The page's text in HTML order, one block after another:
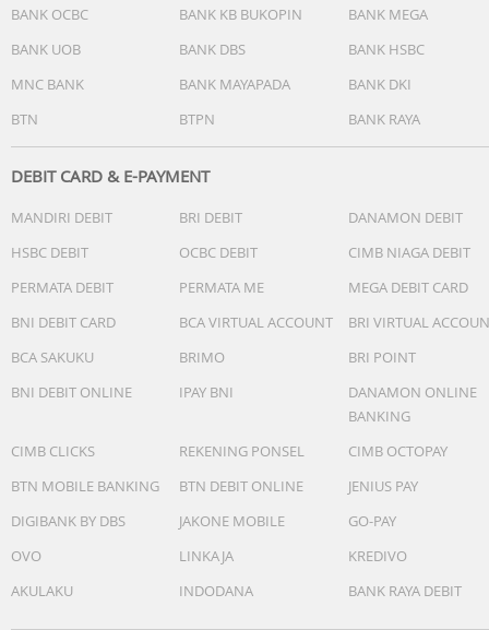
BANK OCBC
BANK KB BUKOPIN
BANK MEGA
BANK UOB
BANK DBS
BANK HSBC
MNC BANK
BANK MAYAPADA
BANK DKI
BTN
BTPN BANK RAYA
DEBIT CARD & E-PAYMENT
MANDIRI DEBIT BRI DEBIT
DANAMON DEBIT
HSBC DEBIT
OCBC DEBIT
CIMB NIAGA DEBIT
PERMATA DEBIT
PERMATA ME
MEGA DEBIT CARD
BNI DEBIT CARD
BCA VIRTUAL ACCOUNT
BRI VIRTUAL
BCA SAKUKU
BRIMO
BRI POINT
BNI DEBIT ONLINE
IPAY BNI
DANAMON ONLINE
BANKING
CIMB CLICKS
REKENING PONSEL
CIMB OCTOPAY
BTN MOBILE BANKING
BTN DEBIT ONLINE
JENIUS PAY
DIGIBANK BY DBS
JAKONE MOBILE
GO-PAY
OVO
LINKAJA
KREDIVO
AKULAKU
INDODANA BANK RAYA DEBIT